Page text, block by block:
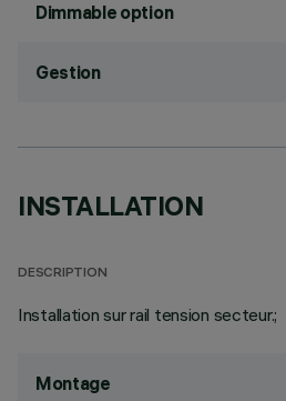
Dimmable option
Gestion
INSTALLATION
DESCRIPTION
Installation sur rail tension secteur.;
Montage